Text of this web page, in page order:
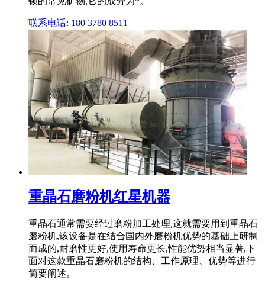
联系电话: 180 3780 8511
重晶石磨粉机红星机器
重晶石通常需要经过磨粉加工处理,这就需要用到重晶石
磨粉机,该设备是在结合国内外磨粉机优势的基础上研制
而成的,耐磨性更好,使用寿命更长,性能优势相当显著,下
面对这款重晶石磨粉机的结构、工作原理、优势等进行
简要阐述。